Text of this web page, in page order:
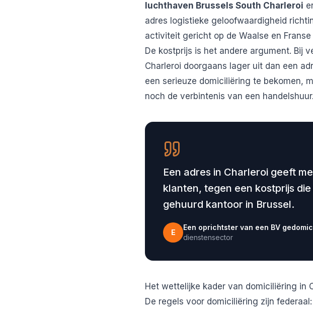
luchthaven Brussels South Charleroi
adres logistieke geloofwaardigheid
activiteit gericht op de Waalse en
De kostprijs is het andere argument. Bij
Charleroi doorgaans lager uit dan een
een serieuze domiciliëring te bekomen,
noch de verbintenis van een handelshuur.
Een adres in Charleroi geeft
klanten, tegen een kostprijs
gehuurd kantoor in Brussel.
E
Een oprichtster van een BV
dienstensector
Het wettelijke kader van domiciliëring in
De regels voor domiciliëring zijn